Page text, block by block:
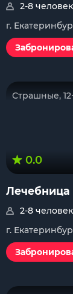
2-8 человек
г.
Страшные,
0.0
Лечебница
2-8 человек
г.